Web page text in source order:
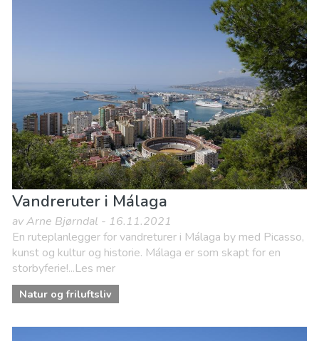
Vandreruter i Málaga
av Arne Bjørndal - 16.11.2021
En ruteplanlegger for vandreturer i Málaga by med Picasso,
kunst og kultur og historie. Málaga er som skapt for en
storbyferie!...Les mer
Natur og friluftsliv